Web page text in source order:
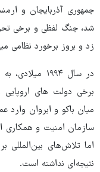
جمهوری آذربایجان و
شد، جنگ لفظی و برخی
زد و بروز برخورد نظامی
در سال ۱۹۹۴
برخی دولت های اروپایی
میان باکو و ایروان وارد
سازمان امنیت و همکاری
اما تلاش‌های بین‌المللی
نتیجه‌ای نداشته است.